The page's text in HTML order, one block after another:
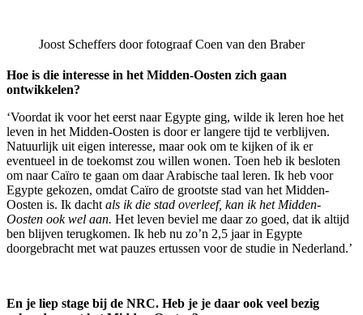
Joost Scheffers door fotograaf Coen van den Braber
Hoe is die interesse in het Midden-Oosten zich gaan
ontwikkelen?
‘Voordat ik voor het eerst naar Egypte ging, wilde ik leren hoe het
leven in het Midden-Oosten is door er langere tijd te verblijven.
Natuurlijk uit eigen interesse, maar ook om te kijken of ik er
eventueel in de toekomst zou willen wonen. Toen heb ik besloten
om naar Caïro te gaan om daar Arabische taal leren. Ik heb voor
Egypte gekozen, omdat Caïro de grootste stad van het Midden-
Oosten is. Ik dacht als ik die stad overleef, kan ik het Midden-
Oosten ook wel aan. Het leven beviel me daar zo goed, dat ik altijd
ben blijven terugkomen. Ik heb nu zo’n 2,5 jaar in Egypte
doorgebracht met wat pauzes ertussen voor de studie in Nederland.’
En je liep stage bij de NRC. Heb je je daar ook veel bezig